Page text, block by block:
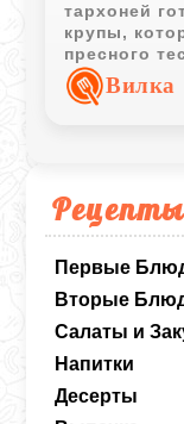
Рецепты
Первые
Вторые
Салаты и
Напитки
Десерты
тархоней
крупы,
пресного
набор
ароматным,
Вилка